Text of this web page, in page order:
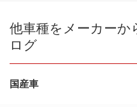
bB
bZ4X
bZ4X ツーリング
他車種をメーカーか
ログ
国産車